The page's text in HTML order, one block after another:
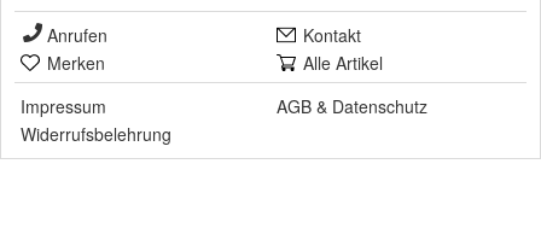
Anrufen
Kontakt
Merken
Alle Artikel
Impressum
AGB & Datenschutz
Widerrufsbelehrung